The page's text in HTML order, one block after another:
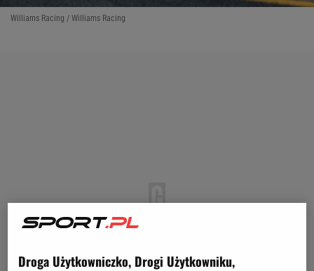
Williams Racing / Williams Racing
Droga Użytkowniczko, Drogi Użytkowniku,